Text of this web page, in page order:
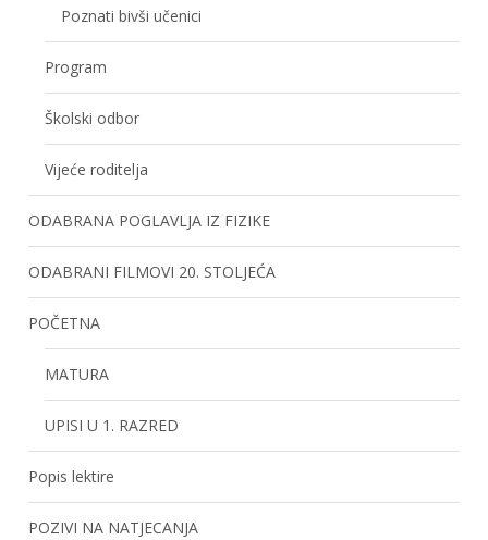
Poznati bivši učenici
Program
Školski odbor
Vijeće roditelja
ODABRANA POGLAVLJA IZ FIZIKE
ODABRANI FILMOVI 20. STOLJEĆA
POČETNA
MATURA
UPISI U 1. RAZRED
Popis lektire
POZIVI NA NATJECANJA